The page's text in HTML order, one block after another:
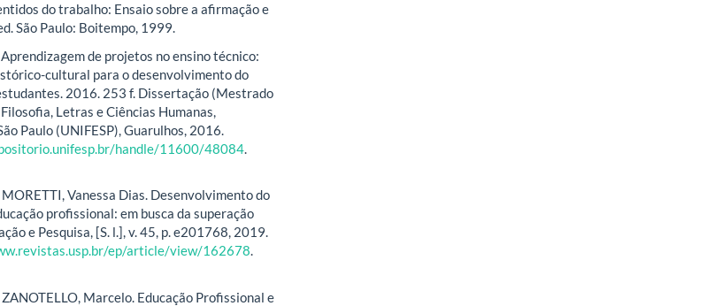
do trabalho: Ensaio sobre a afirmação e
São Paulo: Boitempo, 1999.
de projetos no ensino técnico:
cultural para o desenvolvimento do
2016. 253 f. Dissertação (Mestrado
Letras e Ciências Humanas,
Paulo (UNIFESP), Guarulhos, 2016.
handle/11600/48084
Vanessa Dias. Desenvolvimento do
profissional: em busca da superação
e Pesquisa, [S. l.], v. 45, p. e201768, 2019.
ep/article/view/162678.
Marcelo. Educação Profissional e